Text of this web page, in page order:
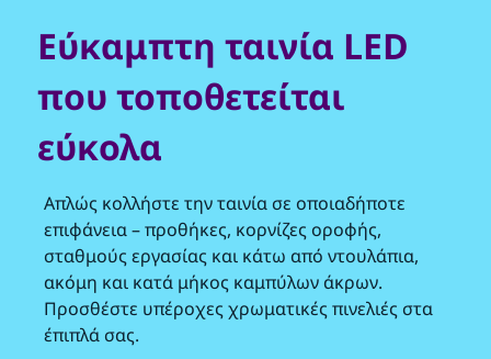
Εύκαμπτη ταινία LED
που τοποθετείται
εύκολα
Απλώς κολλήστε την ταινία σε οποιαδήποτε
επιφάνεια – προθήκες, κορνίζες οροφής,
σταθμούς εργασίας και κάτω από ντουλάπια,
ακόμη και κατά μήκος καμπύλων άκρων.
Προσθέστε υπέροχες χρωματικές πινελιές στα
έπιπλά σας.